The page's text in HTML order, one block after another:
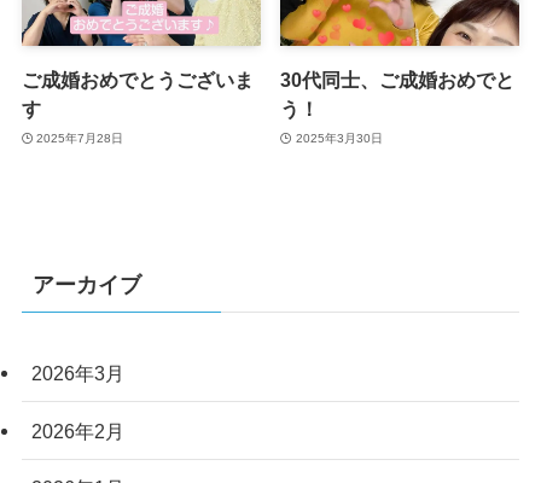
ご成婚おめでとうございま
す
2025年7月28日
30代同士、ご成婚おめでと
う！
2025年3月30日
アーカイブ
2026年3月
2026年2月